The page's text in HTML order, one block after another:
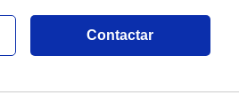
Contactar